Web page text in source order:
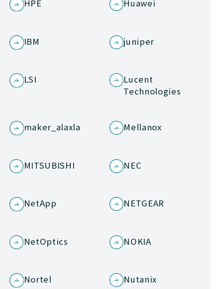
HPE Huawei
IBM juniper
LSI
Lucent
Technologies
maker_alaxla Mellanox
MITSUBISHI NEC
NetApp NETGEAR
NetOptics NOKIA
Nortel Nutanix